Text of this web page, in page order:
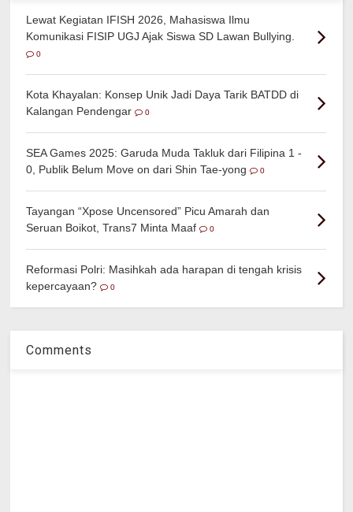
Lewat Kegiatan IFISH 2026, Mahasiswa Ilmu
Komunikasi FISIP UGJ Ajak Siswa SD Lawan Bullying.
0
Kota Khayalan: Konsep Unik Jadi Daya Tarik BATDD di
Kalangan Pendengar
0
SEA Games 2025: Garuda Muda Takluk dari Filipina 1 -
0, Publik Belum Move on dari Shin Tae-yong
0
Tayangan “Xpose Uncensored” Picu Amarah dan
Seruan Boikot, Trans7 Minta Maaf
0
Reformasi Polri: Masihkah ada harapan di tengah krisis
kepercayaan?
0
Comments